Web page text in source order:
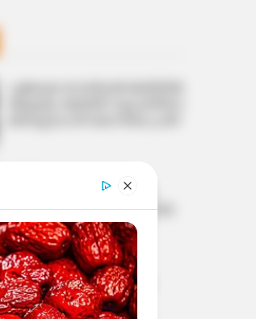
ഡീപ്ഫേക്കുകൾക്ക്
കടിഞ്ഞാണിട്ട് കേന്ദ്രം; AI
ഉള്ളടക്കത്തിന് നിർബന്ധിത
ലേബൽ, നിയമലംഘന
ഉള്ളടക്കം 3 മണിക്കൂറിനകം
നീക്കണം
കൊച്ചിയിലേക്ക് വന്ന
വിമാനത്തില്‍ പരിഭ്രാന്തി;
ആകാശത്ത് വെച്ച്